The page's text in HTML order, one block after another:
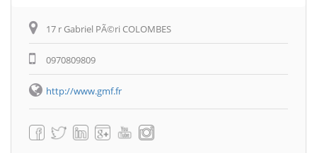
17 r Gabriel PÃ©ri COLOMBES
0970809809
http://www.gmf.fr